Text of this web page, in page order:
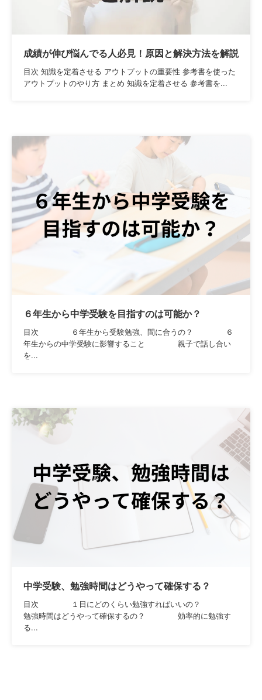
成績が伸び悩んでる人必見！原因と解決方法を解説
目次 知識を定着させる アウトプットの重要性 参考書を使った
アウトプットのやり方 まとめ 知識を定着させる 参考書を...
６年生から中学受験を目指すのは可能か？
目次 ６年生から受験勉強、間に合うの？ ６
年生からの中学受験に影響すること 親子で話し合い
を...
中学受験、勉強時間はどうやって確保する？
目次 １日にどのくらい勉強すればいいの？
勉強時間はどうやって確保するの？ 効率的に勉強す
る...